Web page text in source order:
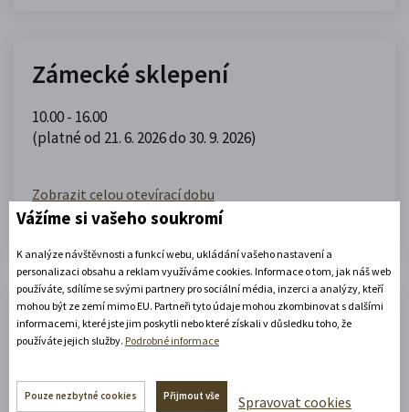
Zámecké sklepení
10.00 - 16.00
(platné od 21. 6. 2026 do 30. 9. 2026)
Zobrazit celou otevírací dobu
Portmoneum – Museum Josefa
Váchala
Portmoneum
Vážíme si vašeho soukromí
K analýze návštěvnosti a funkcí webu, ukládání vašeho nastavení a
personalizaci obsahu a reklam využíváme cookies. Informace o tom, jak náš web
používáte, sdílíme se svými partnery pro sociální média, inzerci a analýzy, kteří
mohou být ze zemí mimo EU. Partneři tyto údaje mohou zkombinovat s dalšími
informacemi, které jste jim poskytli nebo které získali v důsledku toho, že
používáte jejich služby. Podrobné informace
Pouze nezbytné cookies Přijmout vše Spravovat cookies